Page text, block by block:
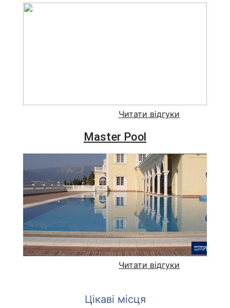
Читати відгуки
Master Pool
Читати відгуки
Цікаві місця